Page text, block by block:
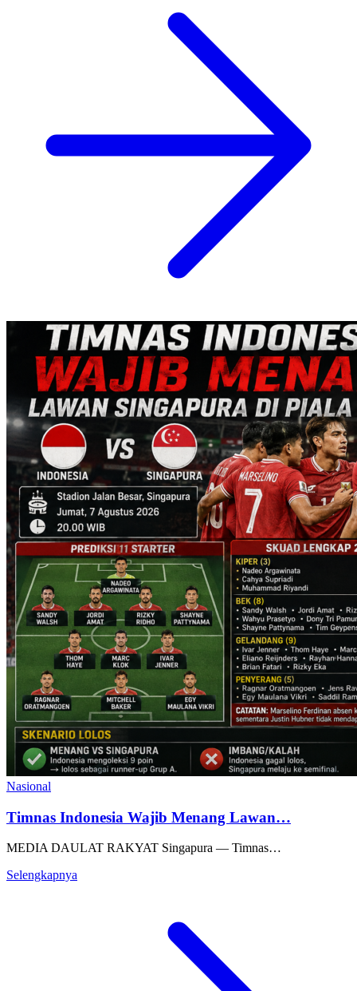
Nasional
Timnas Indonesia Wajib Menang Lawan…
MEDIA DAULAT RAKYAT Singapura — Timnas…
Selengkapnya